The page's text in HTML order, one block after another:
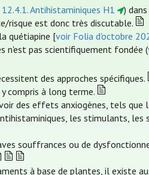
Antihistaminiques H1
)
risque est donc très discutable.
quétiapine [voir Folia d'octobre
n'est pas scientifiquement fondée (
des approches spécifiques.
compris à long terme.
des effets anxiogènes, tels
les stimulants,
souffrances ou de
à base de plantes, il existe